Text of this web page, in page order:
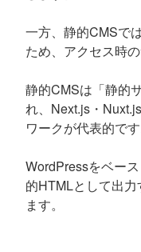
一方、静的CMSで
ため、アクセス時
静的CMSは「静的
れ、Next.js・
ワークが代表的です
WordPressをベー
的HTMLとして出
ます。